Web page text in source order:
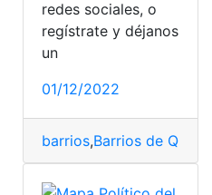
Ecuador,mapa,mapa del
redes sociales, o
regístrate y déjanos
un
01/12/2022
barrios,Barrios de Quito